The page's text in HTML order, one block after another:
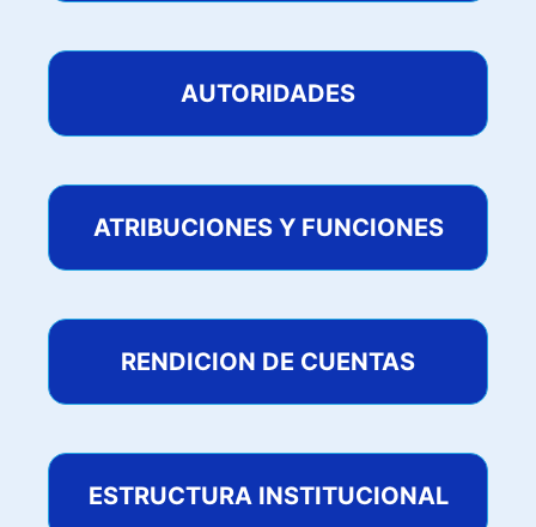
AUTORIDADES
ATRIBUCIONES Y FUNCIONES
RENDICION DE CUENTAS
ESTRUCTURA INSTITUCIONAL